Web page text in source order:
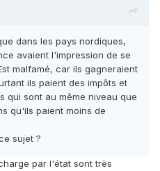
dans les pays nordiques,
avaient l'impression de se
malfamé, car ils gagneraient
ils paient des impôts et
qui sont au même niveau que
qu'ils paient moins de
sujet ?
par l'état sont très